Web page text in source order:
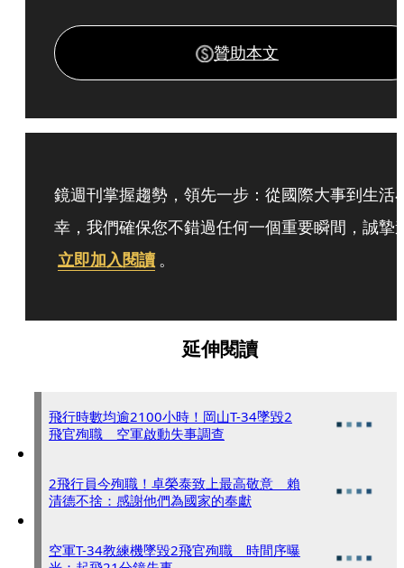
贊助本文
鏡週刊掌握趨勢，領先一步：從國際大事到生活
幸，我們確保您不錯過任何一個重要瞬間，誠摯
立即加入閱讀 。
延伸閱讀
飛行時數均逾2100小時！岡山T-34墜毀2
飛官殉職 空軍啟動失事調查
2飛行員今殉職！卓榮泰致上最高敬意 賴
清德不捨：感謝他們為國家的奉獻
空軍T-34教練機墜毀2飛官殉職 時間序曝